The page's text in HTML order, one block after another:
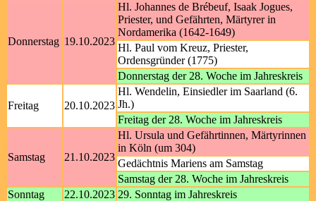
Donnerstag 19.10.2023
Hl. Johannes de Brébeuf, Isaak Jogues,
Priester, und Gefährten, Märtyrer in
Nordamerika (1642-1649)
Hl. Paul vom Kreuz, Priester,
Ordensgründer (1775)
Donnerstag der 28. Woche im Jahreskreis
Freitag 20.10.2023
Hl. Wendelin, Einsiedler im Saarland (6.
Jh.)
Freitag der 28. Woche im Jahreskreis
Samstag 21.10.2023
Hl. Ursula und Gefährtinnen, Märtyrinnen
in Köln (um 304)
Gedächtnis Mariens am Samstag
Samstag der 28. Woche im Jahreskreis
Sonntag
22.10.2023 29. Sonntag im Jahreskreis